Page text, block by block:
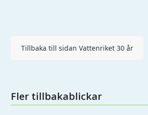
Tillbaka till sidan Vattenriket 30 år
Fler tillbakablickar